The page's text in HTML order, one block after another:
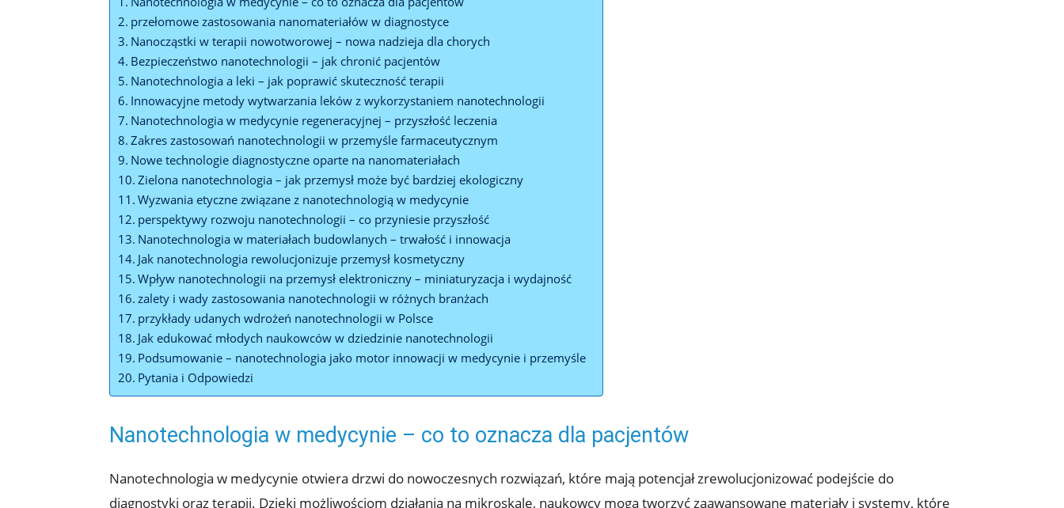
przełomowe zastosowania nanomateriałów w diagnostyce
Nanocząstki w terapii nowotworowej – nowa nadzieja dla chorych
Bezpieczeństwo nanotechnologii – jak chronić pacjentów
Nanotechnologia a leki – jak poprawić skuteczność terapii
Innowacyjne metody wytwarzania leków z wykorzystaniem nanotechnologii
Nanotechnologia w medycynie regeneracyjnej – przyszłość leczenia
Zakres zastosowań nanotechnologii w przemyśle farmaceutycznym
Nowe technologie diagnostyczne oparte na nanomateriałach
Zielona nanotechnologia – jak przemysł może być bardziej ekologiczny
Wyzwania etyczne związane z nanotechnologią w medycynie
perspektywy rozwoju nanotechnologii – co przyniesie przyszłość
Nanotechnologia w materiałach budowlanych – trwałość i innowacja
Jak nanotechnologia rewolucjonizuje przemysł kosmetyczny
Wpływ nanotechnologii na przemysł elektroniczny – miniaturyzacja i wydajność
zalety i wady zastosowania nanotechnologii w różnych branżach
przykłady udanych wdrożeń nanotechnologii w Polsce
Jak edukować młodych naukowców w dziedzinie nanotechnologii
Podsumowanie – nanotechnologia jako motor innowacji w medycynie i przemyśle
Pytania i Odpowiedzi
Nanotechnologia w medycynie – co to oznacza dla pacjentów
Nanotechnologia w medycynie otwiera drzwi do nowoczesnych rozwiązań, które mają potencjał zrewolucjonizować podejście do
diagnostyki oraz terapii. Dzięki możliwościom działania na mikroskalę, naukowcy mogą tworzyć zaawansowane materiały i systemy, które